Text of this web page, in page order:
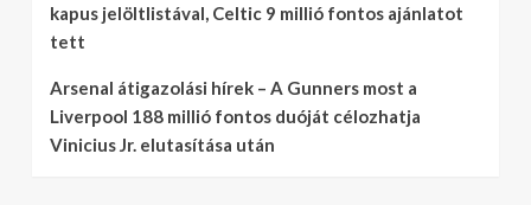
kapus jelöltlistával, Celtic 9 millió fontos ajánlatot
tett
Arsenal átigazolási hírek – A Gunners most a
Liverpool 188 millió fontos duóját célozhatja
Vinicius Jr. elutasítása után